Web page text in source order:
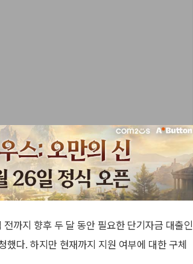
까지 향후 두 달 동안 필요한 단기자금 대출인
다. 하지만 현재까지 지원 여부에 대한 구체